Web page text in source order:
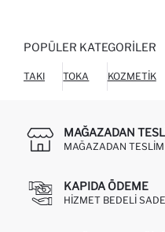
POPÜLER KATEGORILER
TAKI TOKA KOZMETIK
MAĞAZADAN
MAĞAZADAN
KAPIDA ÖDEME
HIZMET BEDELI